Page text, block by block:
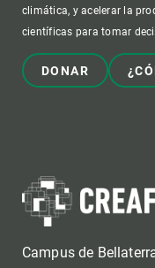
climática, y acelerar la
científicas para tomar
DONAR
Campus de